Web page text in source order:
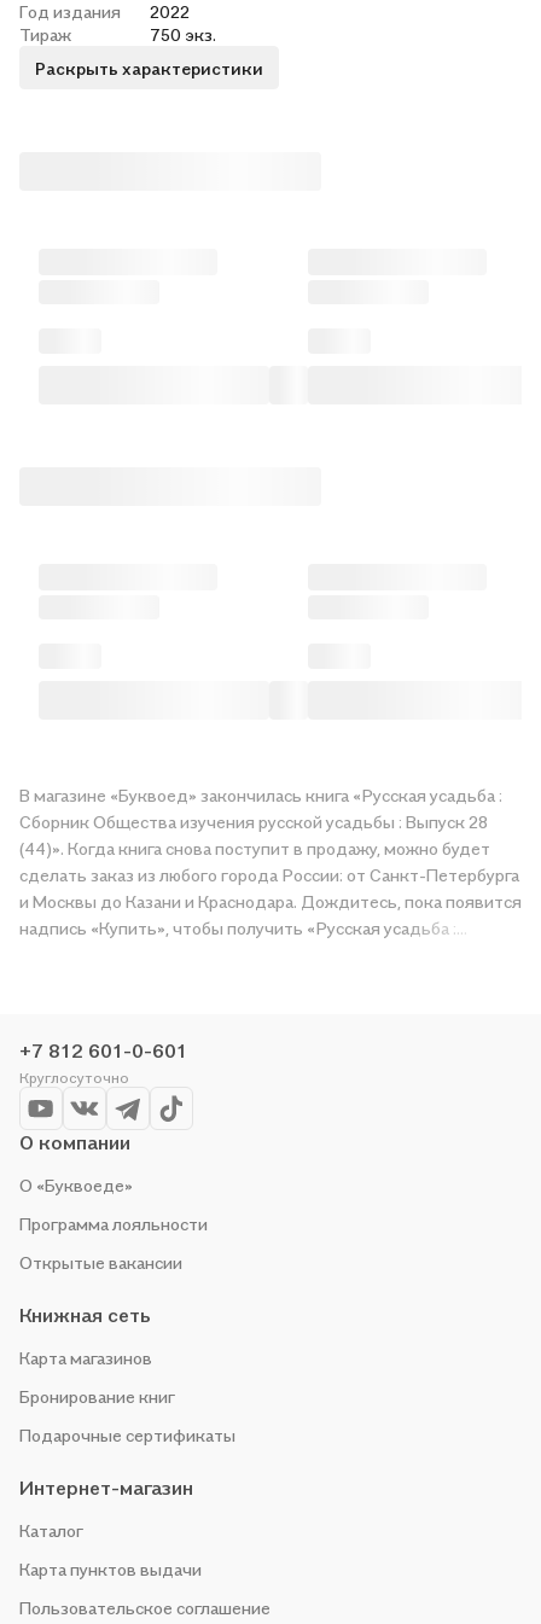
Год издания
2022
Тираж
750 экз.
Раскрыть характеристики
В магазине «Буквоед» закончилась книга «Русская усадьба :
Сборник Общества изучения русской усадьбы : Выпуск 28
(44)». Когда книга снова поступит в продажу, можно будет
сделать заказ из любого города России: от Санкт-Петербурга
и Москвы до Казани и Краснодара. Дождитесь, пока появится
надпись «Купить», чтобы получить «Русская усадьба :
организуем конкурсы и проводим акции. Оставайтесь с нами,
чтобы не упустить выгоду!
+7 812 601-0-601
Круглосуточно
О компании
О «Буквоеде»
Программа лояльности
Открытые вакансии
Книжная сеть
Карта магазинов
Бронирование книг
Подарочные сертификаты
Интернет-магазин
Каталог
Карта пунктов выдачи
Пользовательское соглашение